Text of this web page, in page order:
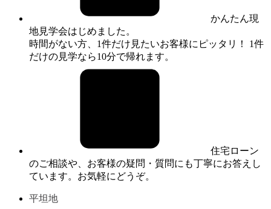
かんたん現
地見学会はじめました。
時間がない方、1件だけ見たいお客様にピッタリ！ 1件
だけの見学なら10分で帰れます。
住宅ローン
のご相談や、お客様の疑問・質問にも丁寧にお答えし
ています。お気軽にどうぞ。
平坦地